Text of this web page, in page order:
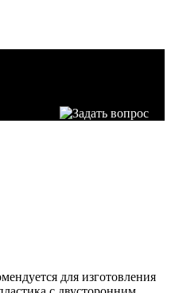
для изготовления